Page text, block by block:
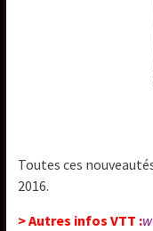
Toutes ces
2016.
> Autres infos VTT :